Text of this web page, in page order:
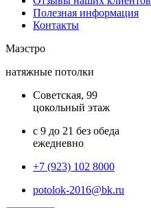
Полезная информация
Контакты
Маэстро
натяжные потолки
Советская, 99
цокольный этаж
с 9 до 21 без обеда
ежедневно
+7 (923) 102 8000
potolok-2016@bk.ru